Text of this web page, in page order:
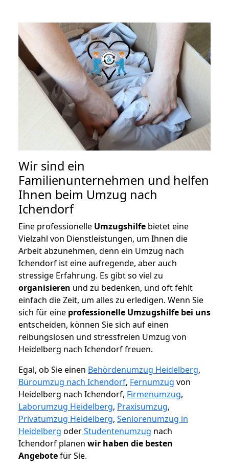
Wir sind ein
Familienunternehmen und helfen
Ihnen beim Umzug nach
Ichendorf
Eine professionelle Umzugshilfe bietet eine
Vielzahl von Dienstleistungen, um Ihnen die
Arbeit abzunehmen, denn ein Umzug nach
Ichendorf ist eine aufregende, aber auch
stressige Erfahrung. Es gibt so viel zu
organisieren und zu bedenken, und oft fehlt
einfach die Zeit, um alles zu erledigen. Wenn Sie
sich für eine professionelle Umzugshilfe bei uns
entscheiden, können Sie sich auf einen
reibungslosen und stressfreien Umzug von
Heidelberg nach Ichendorf freuen.
Egal, ob Sie einen Behördenumzug Heidelberg,
Büroumzug nach Ichendorf, Fernumzug von
Heidelberg nach Ichendorf, Firmenumzug,
Laborumzug Heidelberg, Praxisumzug,
Privatumzug Heidelberg, Seniorenumzug in
Heidelberg oderStudentenumzug nach
Ichendorf planen wir haben die besten
Angebotefür Sie.